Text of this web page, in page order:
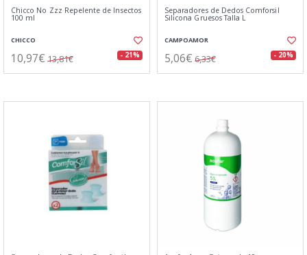
Chicco No Zzz Repelente de Insectos
100 ml
CHICCO
10,97€ 13,81€ - 21%
Separadores de Dedos Comforsil
Silicona Gruesos Talla L
CAMPOAMOR
5,06€ 6,33€ - 20%